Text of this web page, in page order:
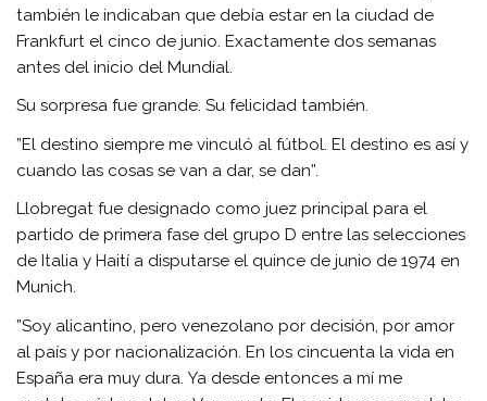
también le indicaban que debía estar en la ciudad de
Frankfurt el cinco de junio. Exactamente dos semanas
antes del inicio del Mundial.
Su sorpresa fue grande. Su felicidad también.
”El destino siempre me vinculó al fútbol. El destino es así y
cuando las cosas se van a dar, se dan”.
Llobregat fue designado como juez principal para el
partido de primera fase del grupo D entre las selecciones
de Italia y Haití a disputarse el quince de junio de 1974 en
Munich.
”Soy alicantino, pero venezolano por decisión, por amor
al país y por nacionalización. En los cincuenta la vida en
España era muy dura. Ya desde entonces a mí me